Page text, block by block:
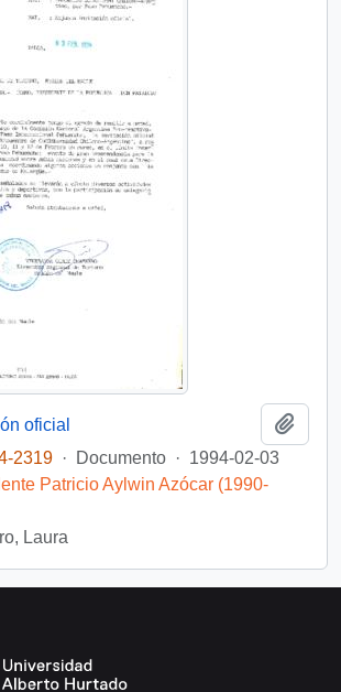
oficial
2319 · Documento · 1994-02-03
Patricio Aylwin Azócar (1990-
Laura